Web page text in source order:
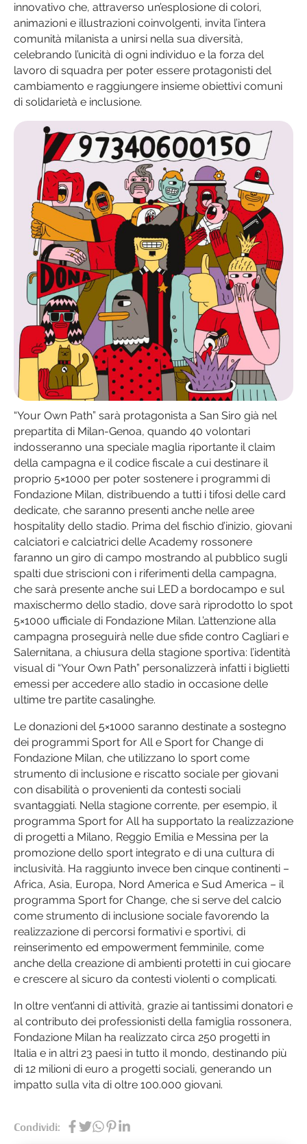
innovativo che, attraverso un’esplosione di colori,
animazioni e illustrazioni coinvolgenti, invita l’intera
comunità milanista a unirsi nella sua diversità,
celebrando l’unicità di ogni individuo e la forza del
lavoro di squadra per poter essere protagonisti del
cambiamento e raggiungere insieme obiettivi comuni
di solidarietà e inclusione.
“Your Own Path” sarà protagonista a San Siro già nel
prepartita di Milan-Genoa, quando 40 volontari
indosseranno una speciale maglia riportante il claim
della campagna e il codice fiscale a cui destinare il
proprio 5×1000 per poter sostenere i programmi di
Fondazione Milan, distribuendo a tutti i tifosi delle card
dedicate, che saranno presenti anche nelle aree
hospitality dello stadio. Prima del fischio d’inizio, giovani
calciatori e calciatrici delle Academy rossonere
faranno un giro di campo mostrando al pubblico sugli
spalti due striscioni con i riferimenti della campagna,
che sarà presente anche sui LED a bordocampo e sul
maxischermo dello stadio, dove sarà riprodotto lo spot
5×1000 ufficiale di Fondazione Milan. L’attenzione alla
campagna proseguirà nelle due sfide contro Cagliari e
Salernitana, a chiusura della stagione sportiva: l’identità
visual di “Your Own Path” personalizzerà infatti i biglietti
emessi per accedere allo stadio in occasione delle
ultime tre partite casalinghe.
Le donazioni del 5×1000 saranno destinate a sostegno
dei programmi Sport for All e Sport for Change di
Fondazione Milan, che utilizzano lo sport come
strumento di inclusione e riscatto sociale per giovani
con disabilità o provenienti da contesti sociali
svantaggiati. Nella stagione corrente, per esempio, il
programma Sport for All ha supportato la realizzazione
di progetti a Milano, Reggio Emilia e Messina per la
promozione dello sport integrato e di una cultura di
inclusività. Ha raggiunto invece ben cinque continenti –
Africa, Asia, Europa, Nord America e Sud America – il
programma Sport for Change, che si serve del calcio
come strumento di inclusione sociale favorendo la
realizzazione di percorsi formativi e sportivi, di
reinserimento ed empowerment femminile, come
anche della creazione di ambienti protetti in cui giocare
e crescere al sicuro da contesti violenti o complicati.
In oltre vent’anni di attività, grazie ai tantissimi donatori e
al contributo dei professionisti della famiglia rossonera,
Fondazione Milan ha realizzato circa 250 progetti in
Italia e in altri 23 paesi in tutto il mondo, destinando più
di 12 milioni di euro a progetti sociali, generando un
impatto sulla vita di oltre 100.000 giovani.
Condividi: